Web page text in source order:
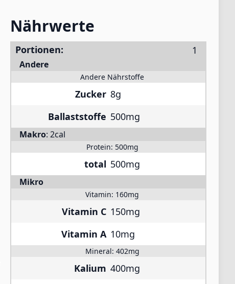
Nährwerte
Portionen:
Andere
Andere Nährstoffe
Zucker 8g
Ballaststoffe 500mg
Makro: 2cal
Protein: 500mg
total 500mg
Mikro
Vitamin: 160mg
Vitamin C 150mg
Vitamin A 10mg
Mineral: 402mg
Kalium 400mg